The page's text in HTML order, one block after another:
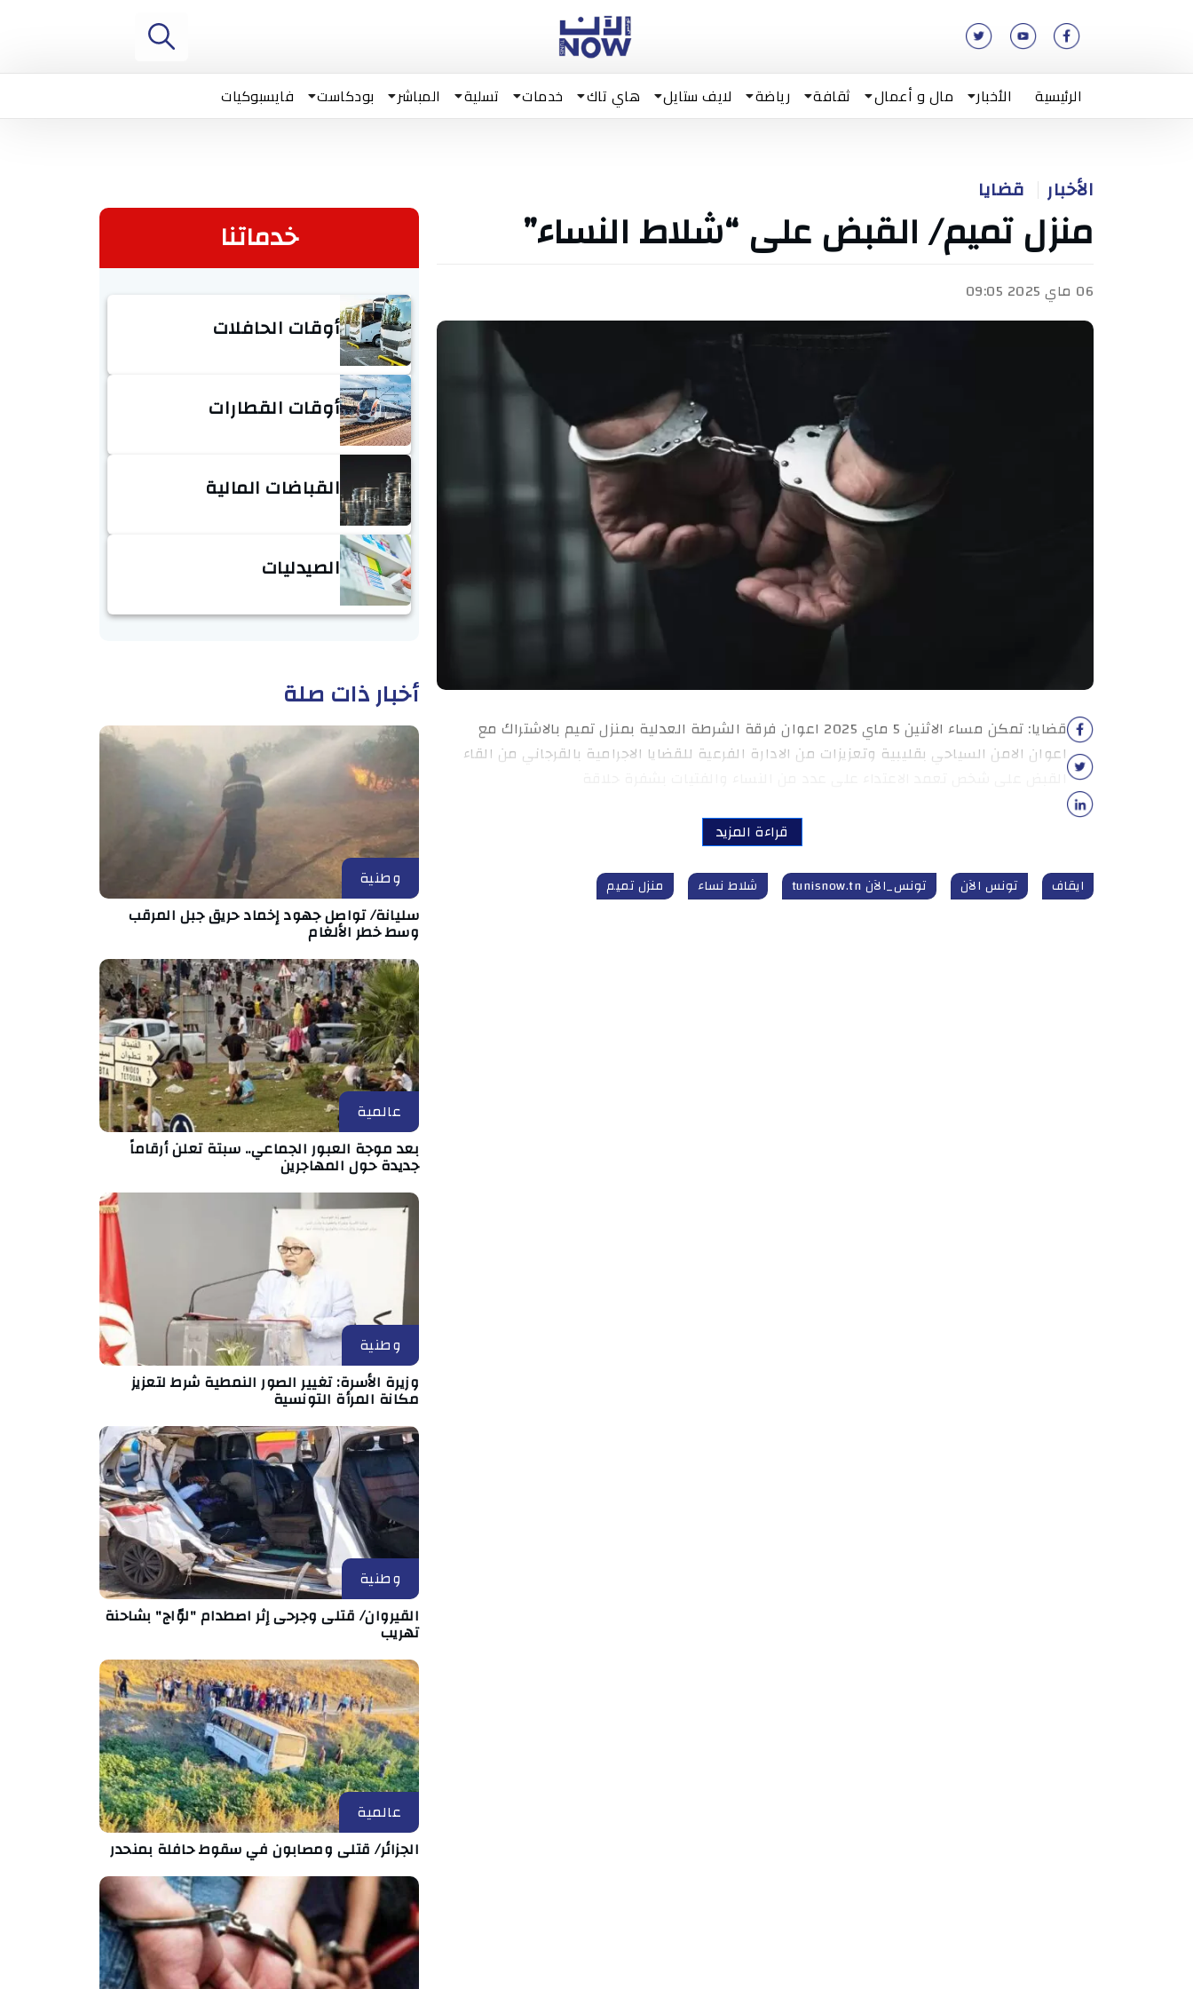
الرئيسية الأخبار مال و أعمال ثقافة رياضة لايف ستايل هاي تاك خدمات تسلية المباشر بودكاست فايسبوكيات
الأخبار قضايا
منزل تميم/ القبض على “شلاط النساء”
06 ماي 2025 09:05
قضايا: تمكن مساء الاثنين 5 ماي 2025 اعوان فرقة الشرطة العدلية بمنزل تميم بالاشتراك مع
اعوان الامن السياحي بقليبية وتعزيزات من الادارة الفرعية للقضايا الاجرامية بالقرجاني من القاء
قراءة المزيد
ايقاف تونس الآن تونس_الآن tunisnow.tn شلاط نساء منزل تميم
خدماتنا
أوقات الحافلات
أوقات القطارات
القباضات المالية
الصيدليات
أخبار ذات صلة
وطنية
سليانة/ تواصل جهود إخماد حريق جبل المرقب
وسط خطر الألغام
عالمية
بعد موجة العبور الجماعي.. سبتة تعلن أرقاماً
جديدة حول المهاجرين
وطنية
وزيرة الأسرة: تغيير الصور النمطية شرط لتعزيز
مكانة المرأة التونسية
وطنية
القيروان/ قتلى وجرحى إثر اصطدام "لوّاج" بشاحنة
تهريب
عالمية
الجزائر/ قتلى ومصابون في سقوط حافلة بمنحدر